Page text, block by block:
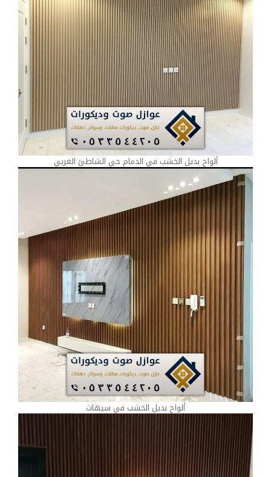
ألواح بديل الخشب في الدمام حي الشاطئ الغربي
ألواح بديل الخشب في سيهات